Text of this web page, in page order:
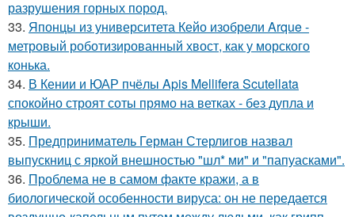
разрушения горных пород.
33. Японцы из университета Кейо изобрели Arque -
метровый роботизированный хвост, как у морского
конька.
34. В Кении и ЮАР пчёлы Apis Mellifera Scutellata
спокойно строят соты прямо на ветках - без дупла и
крыши.
35. Предприниматель Герман Стерлигов назвал
выпускниц с яркой внешностью "шл* ми" и "папуасками".
36. Проблема не в самом факте кражи, а в
биологической особенности вируса: он не передается